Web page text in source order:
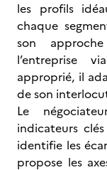
les profils
chaque
son
l’entreprise
approprié, il
de son
Le
indicateurs
identifie les
propose les